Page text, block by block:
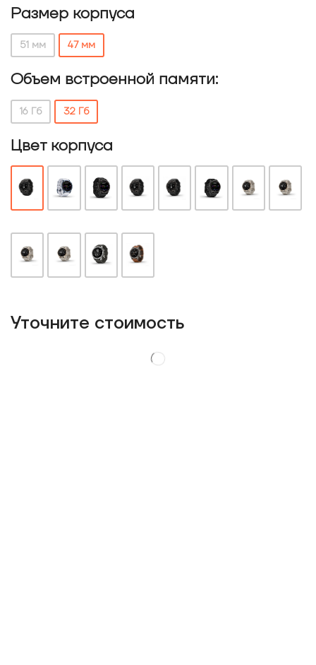
Размер корпуса
51 мм 47 мм
Объем встроенной памяти:
16 Гб 32 Гб
Цвет корпуса
Уточнитe стоимость